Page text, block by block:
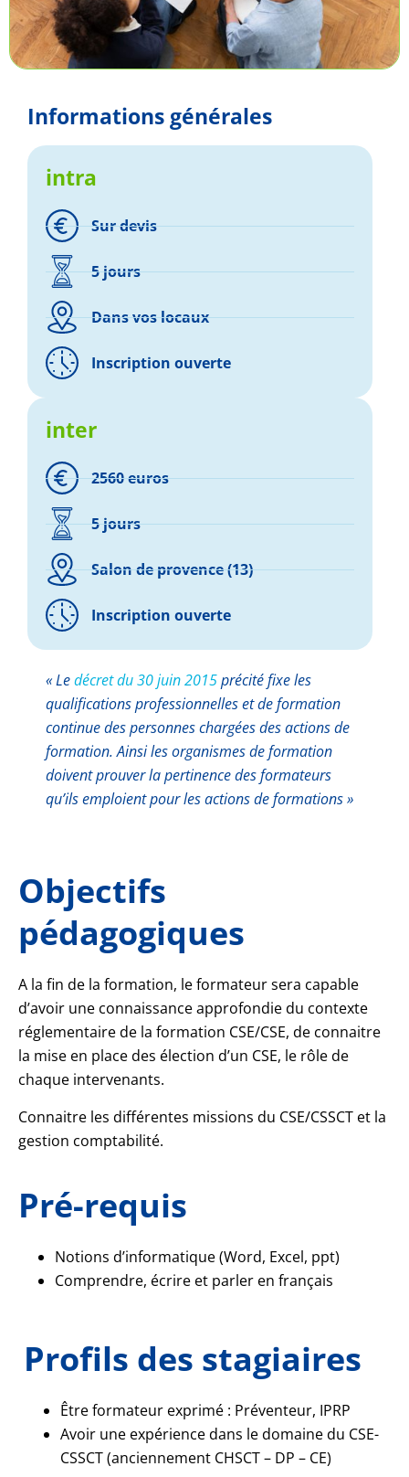
Informations générales
intra
Sur devis
5 jours
Dans vos locaux
Inscription ouverte
inter
2560 euros
5 jours
Salon de provence (13)
Inscription ouverte
« Ledécret du 30 juin 2015précité fixe les
qualifications professionnelles et de formation
continue des personnes chargées des actions de
formation. Ainsi les organismes de formation
doivent prouver la pertinence des formateurs
qu’ils emploient pour les actions de formations »
Objectifs
pédagogiques
A la fin de la formation, le formateur sera capable
d’avoir une connaissance approfondie du contexte
réglementaire de la formation CSE/CSE, de connaitre
la mise en place des élection d’un CSE, le rôle de
chaque intervenants.
Connaitre les différentes missions du CSE/CSSCT et la
gestion comptabilité.
Pré-requis
Notions d’informatique (Word, Excel, ppt)
Comprendre, écrire et parler en français
Profils des stagiaires
Être formateur exprimé : Préventeur, IPRP
Avoir une expérience dans le domaine du CSE-
CSSCT (anciennement CHSCT – DP – CE)